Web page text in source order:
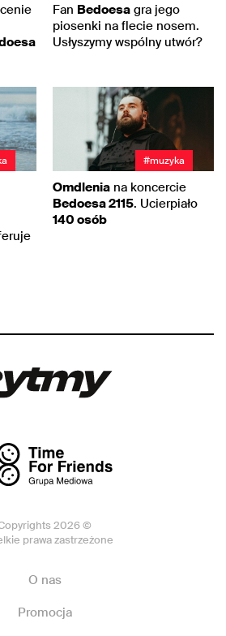
Fan Bedoesa gra jego
piosenki na flecie nosem.
Usłyszymy wspólny utwór?
#muzyka
Omdlenia na koncercie
Bedoesa 2115. Ucierpiało
140 osób
2026 ©
prawa zastrzeżone
O nas
Promocja